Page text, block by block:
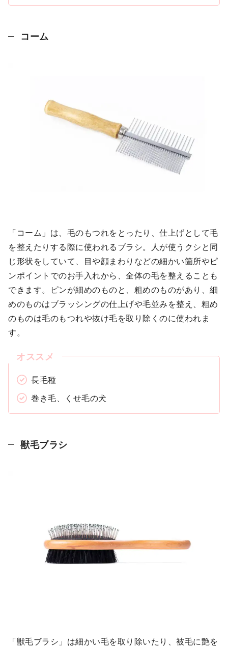
コーム
「コーム」は、毛のもつれをとったり、仕上げとして毛
を整えたりする際に使われるブラシ。人が使うクシと同
じ形状をしていて、目や顔まわりなどの細かい箇所やピ
ンポイントでのお手入れから、全体の毛を整えることも
できます。ピンが細めのものと、粗めのものがあり、細
めのものはブラッシングの仕上げや毛並みを整え、粗め
のものは毛のもつれや抜け毛を取り除くのに使われま
す。
長毛種
巻き毛、くせ毛の犬
獣毛ブラシ
「獣毛ブラシ」は細かい毛を取り除いたり、被毛に艶を